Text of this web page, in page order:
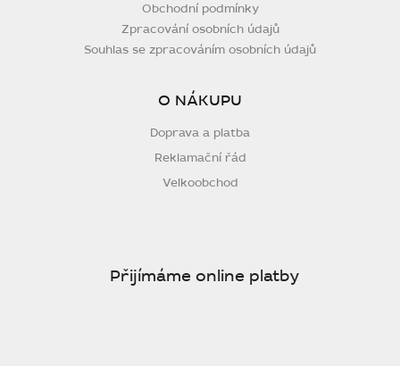
Obchodní podmínky
Zpracování osobních údajů
Souhlas se zpracováním osobních údajů
O NÁKUPU
Doprava a platba
Reklamační řád
Velkoobchod
Přijímáme online platby